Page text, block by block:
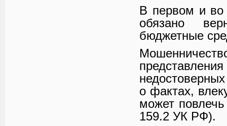
В первом и во
обязано
бюджетные
о фактах,
может
159.2 УК РФ).